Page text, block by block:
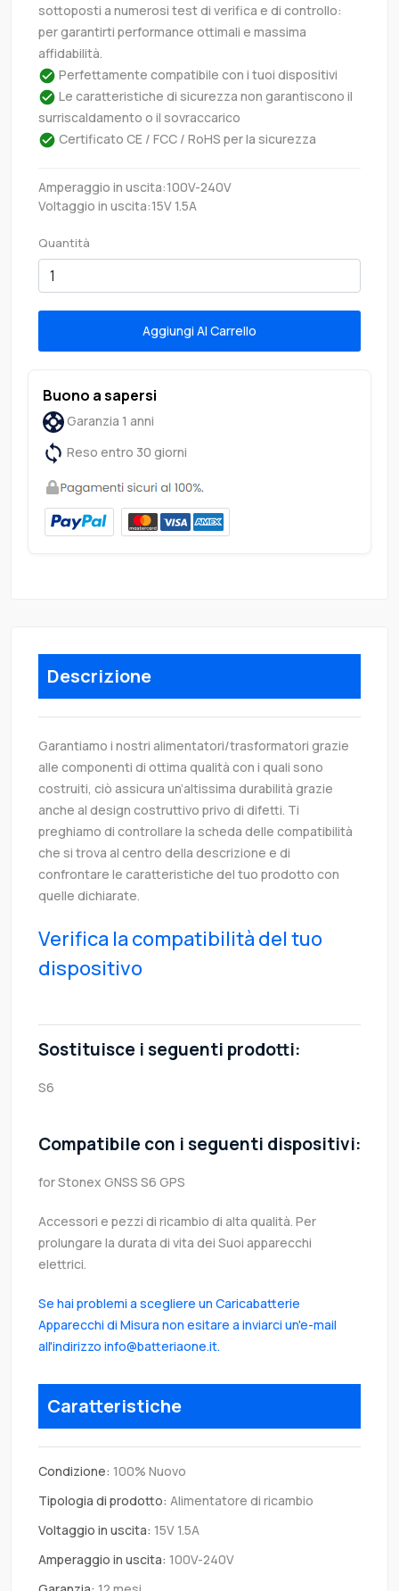
sottoposti a numerosi test di verifica e di controllo:
per garantirti performance ottimali e massima
affidabilità.
Perfettamente compatibile con i tuoi dispositivi
Le caratteristiche di sicurezza non garantiscono il
surriscaldamento o il sovraccarico
Certificato CE / FCC / RoHS per la sicurezza
Amperaggio in uscita:100V-240V
Voltaggio in uscita:15V 1.5A
Quantità
Aggiungi Al Carrello
Buono a sapersi
Garanzia 1 anni
Reso entro 30 giorni
Descrizione
Garantiamo i nostri alimentatori/trasformatori grazie
alle componenti di ottima qualità con i quali sono
costruiti, ciò assicura un’altissima durabilità grazie
anche al design costruttivo privo di difetti. Ti
preghiamo di controllare la scheda delle compatibilità
che si trova al centro della descrizione e di
confrontare le caratteristiche del tuo prodotto con
quelle dichiarate.
Verifica la compatibilità del tuo
dispositivo
Sostituisce i seguenti prodotti:
S6
Compatibile con i seguenti dispositivi:
for Stonex GNSS S6 GPS
Accessori e pezzi di ricambio di alta qualità. Per
prolungare la durata di vita dei Suoi apparecchi
elettrici.
Se hai problemi a scegliere un Caricabatterie
Apparecchi di Misura non esitare a inviarci un'e-mail
all'indirizzo info@batteriaone.it.
Caratteristiche
Condizione: 100% Nuovo
Tipologia di prodotto: Alimentatore di ricambio
Voltaggio in uscita: 15V 1.5A
Amperaggio in uscita: 100V-240V